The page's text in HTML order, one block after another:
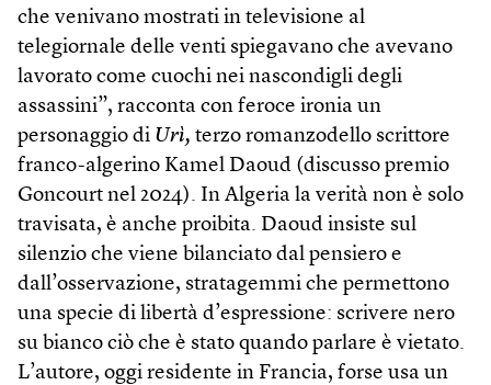
che venivano mostrati in televisione al
telegiornale delle venti spiegavano che avevano
lavorato come cuochi nei nascondigli degli
assassini”, racconta con feroce ironia un
personaggio di Urì, terzo romanzodello scrittore
franco-algerino Kamel Daoud (discusso premio
Goncourt nel 2024). In Algeria la verità non è solo
travisata, è anche proibita. Daoud insiste sul
silenzio che viene bilanciato dal pensiero e
dall’osservazione, stratagemmi che permettono
una specie di libertà d’espressione: scrivere nero
su bianco ciò che è stato quando parlare è vietato.
L’autore, oggi residente in Francia, forse usa un